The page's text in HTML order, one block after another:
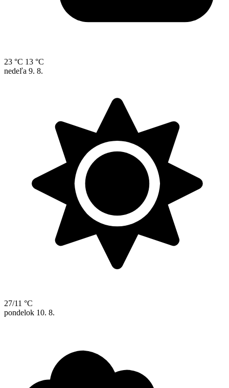
23 °C 13 °C
nedeľa 9. 8.
27/11 °C
pondelok 10. 8.